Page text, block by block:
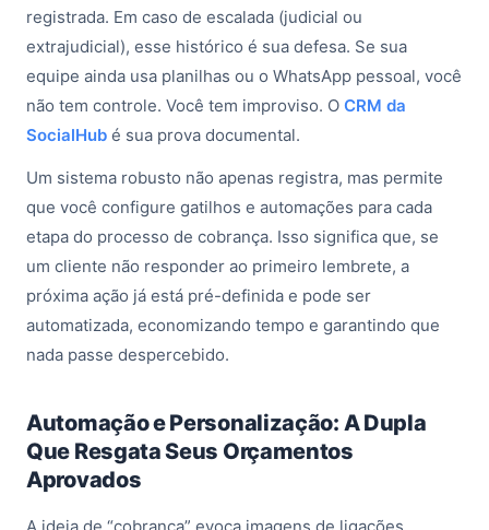
registrada. Em caso de escalada (judicial ou
extrajudicial), esse histórico é sua defesa. Se sua
equipe ainda usa planilhas ou o WhatsApp pessoal, você
não tem controle. Você tem improviso. O CRM da
SocialHub é sua prova documental.
Um sistema robusto não apenas registra, mas permite
que você configure gatilhos e automações para cada
etapa do processo de cobrança. Isso significa que, se
um cliente não responder ao primeiro lembrete, a
próxima ação já está pré-definida e pode ser
automatizada, economizando tempo e garantindo que
nada passe despercebido.
Automação e Personalização: A Dupla
Que Resgata Seus Orçamentos
Aprovados